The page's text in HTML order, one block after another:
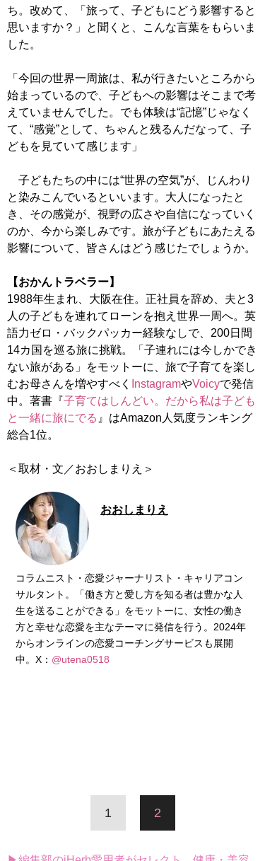
ち。改めて、「旅って、子どもにどう影響すると
思いますか？」と聞くと、こんな言葉をもらいま
した。
「今回の世界一周旅は、私が行きたいところから
始まっているので、子どもへの影響はそこまで考
えていませんでした。でも体験は“記憶”じゃなく
て、“感覚”として、ちゃんと残るんだなって、子
どもを見ていて感じます」
子どもたちの中には“世界の空気”が、じんわり
と染みこんでいるといいます。大人になったと
き、その感覚が、視野の広さや自信になっていく
のか、今から楽しみです。旅が子どもにあたえる
影響について、皆さんはどう感じたでしょうか。
【おかんトラベラー】
1988年生まれ、大阪在住。正社員を辞め、夫と3
人の子どもを連れてローンを抱え世界一周へ。英
語力ゼロ・バックパッカー経験なしで、200日間
14カ国を巡る旅に挑戦。「子連れには今しかでき
ない旅がある」をモットーに、旅で子育てを楽し
むお母さんを増やすべく
InstagramやVoicyで発信
中。著書『子育てはしんどい。だから私は子ども
と一緒に旅にでる 』はAmazon人気度ランキング
総合1位。
＜取材・文／おおしまりえ＞
おおしまりえ
コラムニスト・恋愛ジャーナリスト・キャリアコン
サルタント。「働き方と愛し方を知る者は豊かな人
生を送ることができる」をモットーに、女性の働き
方と幸せな恋愛を主なテーマに発信を行う。2024年
からオンラインの恋愛コーチングサービスも展開
中。X： @utena0518
1 2